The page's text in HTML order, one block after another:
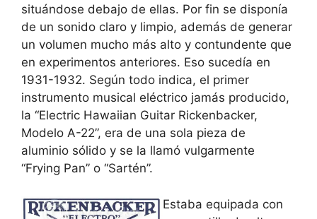
situándose debajo de ellas. Por fin se disponía
de un sonido claro y limpio, además de generar
un volumen mucho más alto y contundente que
en experimentos anteriores. Eso sucedía en
1931-1932. Según todo indica, el primer
instrumento musical eléctrico jamás producido,
la “Electric Hawaiian Guitar Rickenbacker,
Modelo A-22”, era de una sola pieza de
aluminio sólido y se la llamó vulgarmente
“Frying Pan” o “Sartén”.
Estaba equipada con